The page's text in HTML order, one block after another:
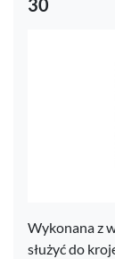
30
Wykonana z
służyć do